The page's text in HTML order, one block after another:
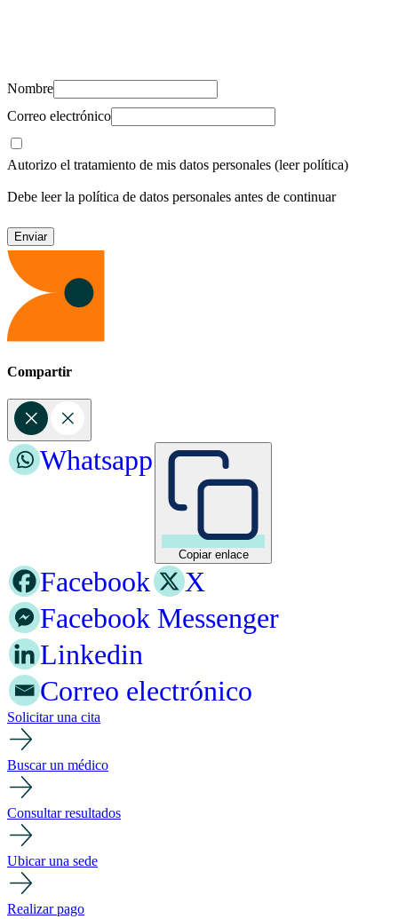
Nombre
Correo electrónico
Autorizo el tratamiento de mis datos personales (leer política)
Debe leer la política de datos personales antes de continuar
Compartir
Copiar enlace
Whatsapp
Facebook
X
Facebook Messenger
Linkedin
Correo electrónico
Solicitar una cita
Buscar un médico
Consultar resultados
Ubicar una sede
Realizar pago